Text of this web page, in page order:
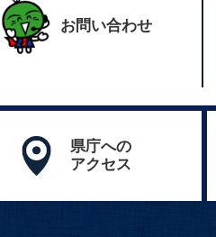
お問い合わせ
県庁への
アクセス